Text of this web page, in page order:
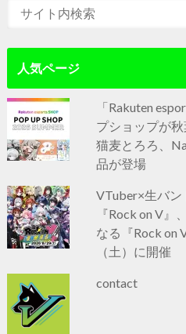
人気ページ
「Rakuten
プショップが
猫麦とろろ、
品が登場
VTuber×生バン
『Rock on V』
なる『Rock on
（土）に開催
contact